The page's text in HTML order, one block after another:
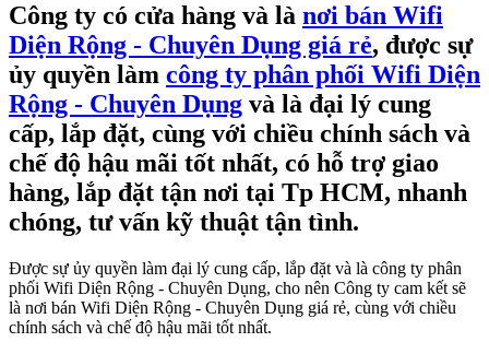
Công ty có cửa hàng và là nơi bán Wifi
Diện Rộng - Chuyên Dụng giá rẻ, được sự
ủy quyền làm công ty phân phối Wifi Diện
Rộng - Chuyên Dụng và là đại lý cung
cấp, lắp đặt, cùng với chiều chính sách và
chế độ hậu mãi tốt nhất, có hỗ trợ giao
hàng, lắp đặt tận nơi tại Tp HCM, nhanh
chóng, tư vấn kỹ thuật tận tình.
Được sự ủy quyền làm đại lý cung cấp, lắp đặt và là công ty phân
phối Wifi Diện Rộng - Chuyên Dụng, cho nên Công ty cam kết sẽ
là nơi bán Wifi Diện Rộng - Chuyên Dụng giá rẻ, cùng với chiều
chính sách và chế độ hậu mãi tốt nhất.